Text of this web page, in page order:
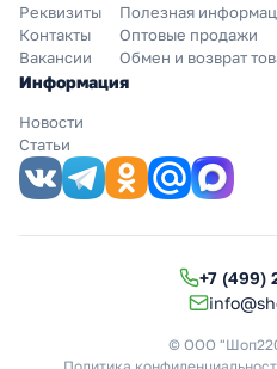
Реквизиты
Контакты
Вакансии
Полезная
Оптовые продажи
Обмен и возврат
Информация
Новости
Статьи
+7 (499)
© ООО